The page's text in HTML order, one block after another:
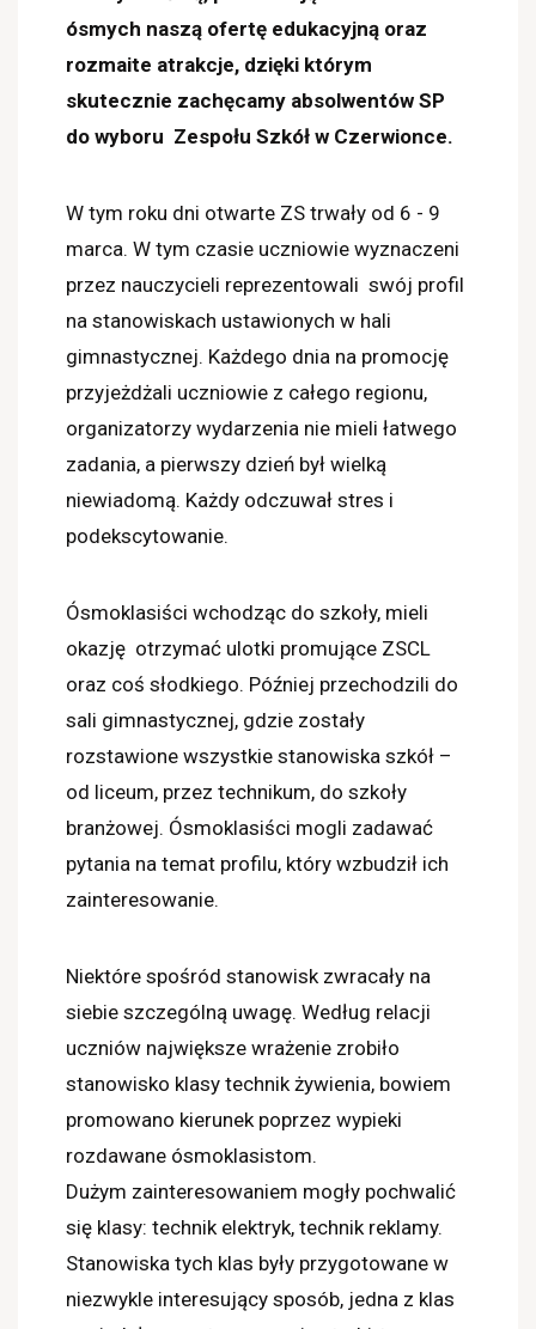
ósmych naszą ofertę edukacyjną oraz
rozmaite atrakcje, dzięki którym
skutecznie zachęcamy absolwentów SP
do wyboru Zespołu Szkół w Czerwionce.
W tym roku dni otwarte ZS trwały od 6 - 9
marca. W tym czasie uczniowie wyznaczeni
przez nauczycieli reprezentowali swój profil
na stanowiskach ustawionych w hali
gimnastycznej. Każdego dnia na promocję
przyjeżdżali uczniowie z całego regionu,
organizatorzy wydarzenia nie mieli łatwego
zadania, a pierwszy dzień był wielką
niewiadomą. Każdy odczuwał stres i
podekscytowanie.
Ósmoklasiści wchodząc do szkoły, mieli
okazję otrzymać ulotki promujące ZSCL
oraz coś słodkiego. Później przechodzili do
sali gimnastycznej, gdzie zostały
rozstawione wszystkie stanowiska szkół –
od liceum, przez technikum, do szkoły
branżowej. Ósmoklasiści mogli zadawać
pytania na temat profilu, który wzbudził ich
zainteresowanie.
Niektóre spośród stanowisk zwracały na
siebie szczególną uwagę. Według relacji
uczniów największe wrażenie zrobiło
stanowisko klasy technik żywienia, bowiem
promowano kierunek poprzez wypieki
rozdawane ósmoklasistom.
Dużym zainteresowaniem mogły pochwalić
się klasy: technik elektryk, technik reklamy.
Stanowiska tych klas były przygotowane w
niezwykle interesujący sposób, jedna z klas